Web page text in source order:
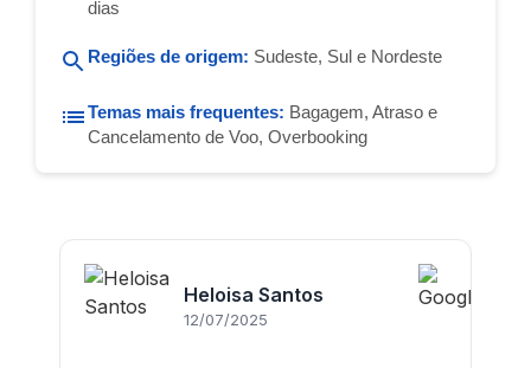
dias
Regiões de origem: Sudeste, Sul e Nordeste
Temas mais frequentes: Bagagem, Atraso e
Cancelamento de Voo, Overbooking
Heloisa Santos
12/07/2025